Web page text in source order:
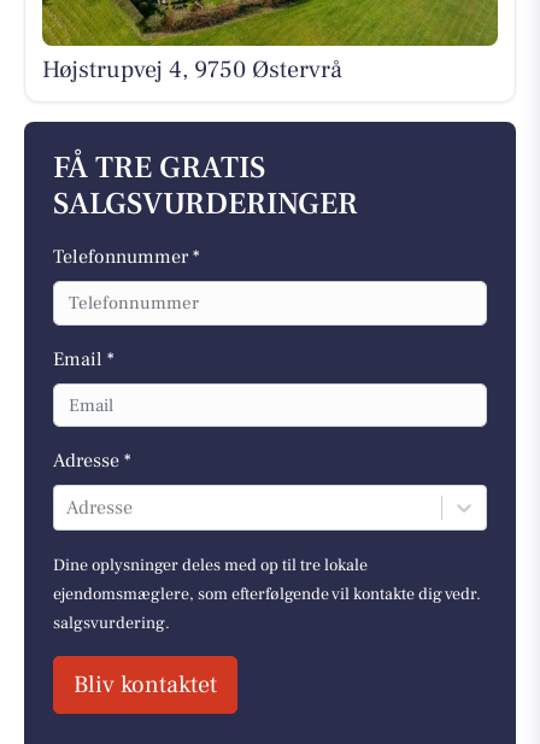
Højstrupvej 4, 9750 Østervrå
FÅ TRE GRATIS
SALGSVURDERINGER
Telefonnummer *
Email *
Adresse *
Adresse
Dine oplysninger deles med op til tre lokale
ejendomsmæglere, som efterfølgende vil kontakte dig vedr.
salgsvurdering.
Bliv kontaktet